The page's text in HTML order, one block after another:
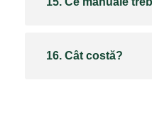
16. Cât costă?